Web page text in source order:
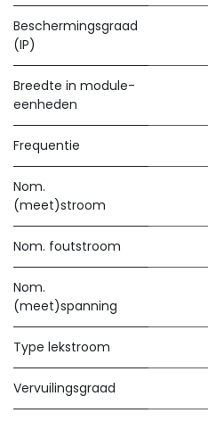
Beschermingsgraad
(IP)
Breedte in module-
eenheden
Frequentie
Nom.
(meet)stroom
Nom. foutstroom
Nom.
(meet)spanning
Type lekstroom
Vervuilingsgraad